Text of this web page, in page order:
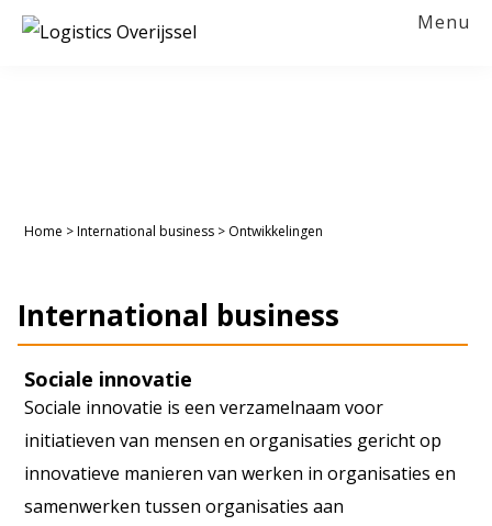
Spring
Door
Spring
Menu
Home >International business > Ontwikkelingen
International business
Sociale innovatie
Sociale innovatie is een verzamelnaam voor
initiatieven van mensen en organisaties gericht op
innovatieve manieren van werken in organisaties en
samenwerken tussen organisaties aan